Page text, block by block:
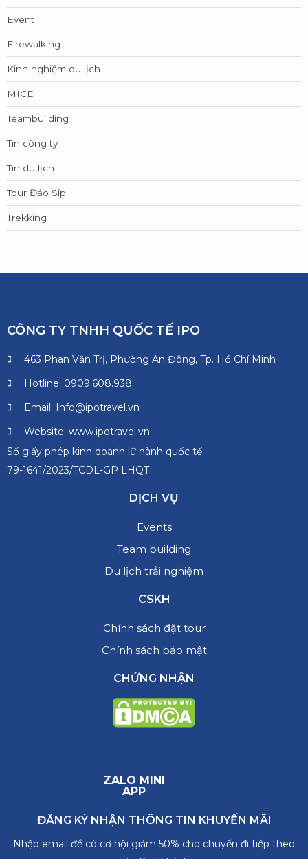
Event
Firewalking
Kinh nghiệm du lịch
MICE
Teambuilding
Tin công ty
Tin du lịch
Tour Đảo Síp
Trekking
CÔNG TY TNHH QUỐC TẾ IPO
463 Phan Văn Trị, Phường An Đông, Tp. Hồ Chí Minh
Hotline: 0909.608.938
Email: Info@ipotravel.vn
Website: www.ipotravel.vn
Số giấy phép kinh doanh lữ hành quốc tế:
79-1641/2023/TCDL-GP LHQT
DỊCH VỤ
Events
Team building
Du lịch trải nghiệm
CSKH
Chính sách đặt tour
Chính sách bảo mật
CHỨNG NHẬN
ZALO MINI
APP
ĐĂNG KÝ NHẬN THÔNG TIN KHUYẾN MÃI
Nhập email để có cơ hội giảm 50% cho chuyến đi tiếp theo